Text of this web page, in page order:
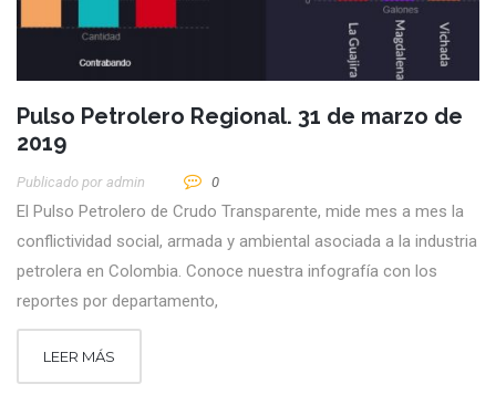
Pulso Petrolero Regional. 31 de marzo de
2019
Publicado por Admin 0
El Pulso Petrolero de Crudo Transparente, mide mes a mes la
conflictividad social, armada y ambiental asociada a la industria
petrolera en Colombia. Conoce nuestra infografía con los
reportes por departamento,
LEER MÁS